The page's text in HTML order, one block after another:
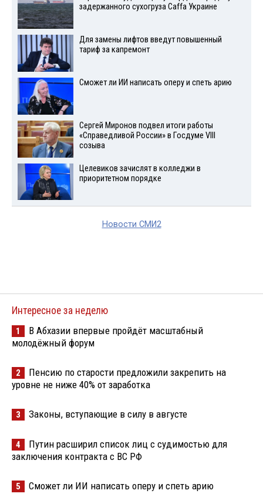
задержанного сухогруза Caffa Украине
Для замены лифтов введут повышенный
тариф за капремонт
Сможет ли ИИ написать оперу и спеть арию
Сергей Миронов подвел итоги работы
«Справедливой России» в Госдуме VIII
созыва
Целевиков зачислят в колледжи в
приоритетном порядке
Новости СМИ2
Интересное за неделю
1
В Абхазии впервые пройдёт масштабный
молодёжный форум
2
Пенсию по старости предложили закрепить на
уровне не ниже 40% от заработка
3 Законы, вступающие в силу в августе
4
Путин расширил список лиц с судимостью для
заключения контракта с ВС РФ
5 Сможет ли ИИ написать оперу и спеть арию